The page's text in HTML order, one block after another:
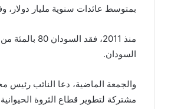
بمتوسط عائدات سنوية مليار
منذ 2011،
السودان.
والجمعة الماضية، دعا النائب
مشتركة لتطوير قطاع الثروة